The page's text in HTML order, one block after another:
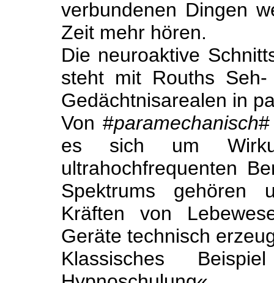
verbundenen Dingen
Zeit mehr hören.
Die neuroaktive
steht mit Rouths
Gedächtnisarealen in
Von #paramechanisch
es sich um
ultrahochfrequenten
Spektrums gehören
Kräften von
Geräte technisch
Klassisches